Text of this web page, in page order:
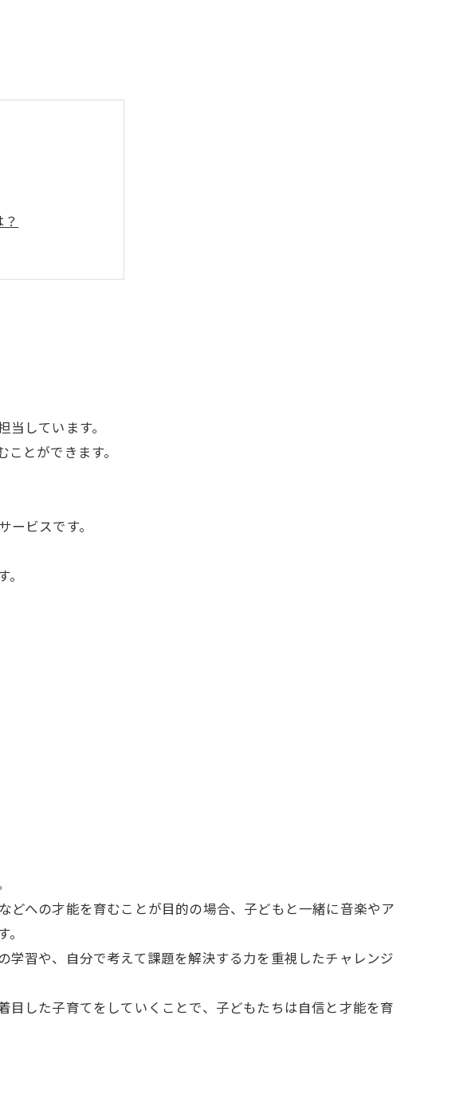
り方
しています。
とができます。
ビスです。
への才能を育むことが目的の場合、子どもと一緒に音楽やア
習や、自分で考えて課題を解決する力を重視したチャレンジ
した子育てをしていくことで、子どもたちは自信と才能を育